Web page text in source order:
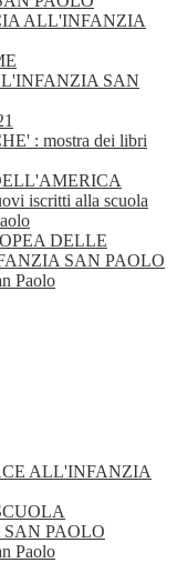
ALL'INFANZIA
SAN
: mostra dei libri
iscritti alla scuola
DELLE
SAN PAOLO
Paolo
ALL'INFANZIA
PAOLO
Paolo